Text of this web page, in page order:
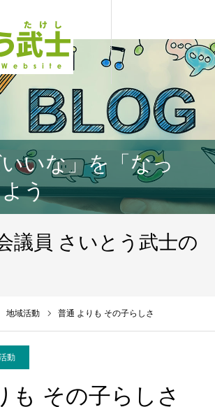
いな」を「なっ
う
議員 さいとう武士の
地域活動 普通 よりも その子らしさ
動
も その子らしさ